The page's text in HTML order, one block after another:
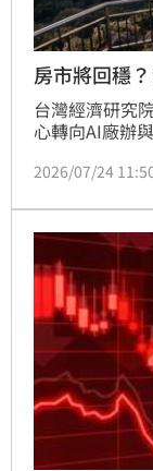
房市將回穩
台灣經濟研究
心轉向AI廠辦
都移轉年減
策已轉向精準
總價上限及個
針對新婚與育
剛需市場的核
現，最壞情
局，未來將由
2026/07/24